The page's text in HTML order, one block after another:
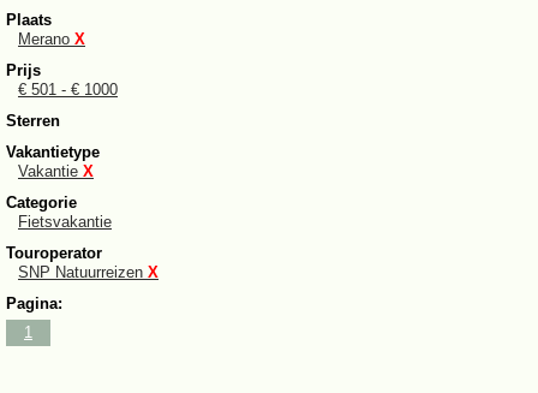
Plaats
Merano X
Prijs
€ 501 - € 1000
Sterren
Vakantietype
Vakantie X
Categorie
Fietsvakantie
Touroperator
SNP Natuurreizen X
Pagina:
1